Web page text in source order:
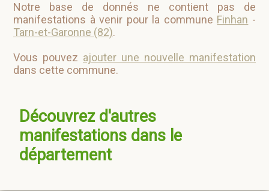
Notre base de donnés ne contient pas de
manifestations à venir pour la commune Finhan -
Tarn-et-Garonne (82).
Vous pouvez ajouter une nouvelle manifestation
dans cette commune.
Découvrez d'autres
manifestations dans le
département